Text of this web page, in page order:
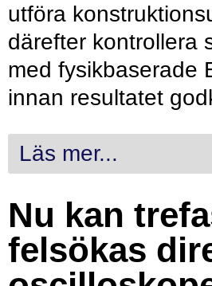
utföra
därefter kontrollera
med fysikbaserade
innan resultatet
Läs mer...
Nu kan
felsökas